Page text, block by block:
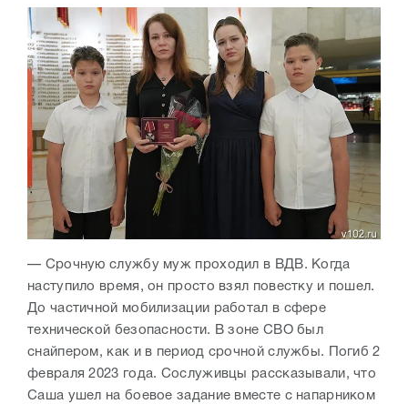
— Срочную службу муж проходил в ВДВ. Когда
наступило время, он просто взял повестку и пошел.
До частичной мобилизации работал в сфере
технической безопасности. В зоне СВО был
снайпером, как и в период срочной службы. Погиб 2
февраля 2023 года. Сослуживцы рассказывали, что
Саша ушел на боевое задание вместе с напарником